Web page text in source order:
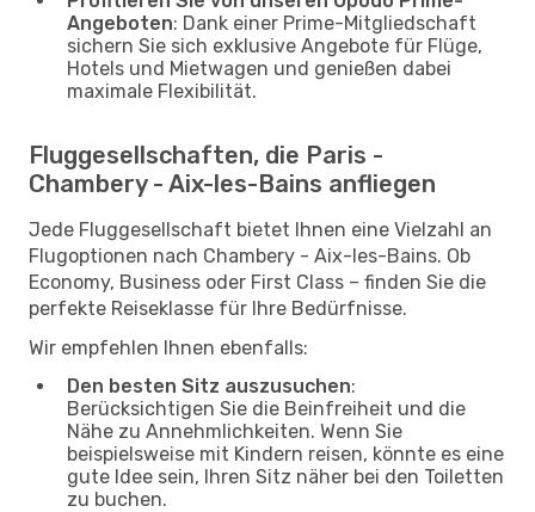
Angeboten: Dank einer Prime-Mitgliedschaft
sichern Sie sich exklusive Angebote für Flüge,
Hotels und Mietwagen und genießen dabei
maximale Flexibilität.
Fluggesellschaften, die Paris -
Chambery - Aix-les-Bains anfliegen
Jede Fluggesellschaft bietet Ihnen eine Vielzahl an
Flugoptionen nach Chambery - Aix-les-Bains. Ob
Economy, Business oder First Class – finden Sie die
perfekte Reiseklasse für Ihre Bedürfnisse.
Wir empfehlen Ihnen ebenfalls:
Den besten Sitz auszusuchen:
Berücksichtigen Sie die Beinfreiheit und die
Nähe zu Annehmlichkeiten. Wenn Sie
beispielsweise mit Kindern reisen, könnte es eine
gute Idee sein, Ihren Sitz näher bei den Toiletten
zu buchen.